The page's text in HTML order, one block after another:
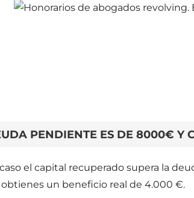
PENDIENTE ES DE 8000€ Y
el capital recuperado supera la
obtienes un beneficio real de 4.000 €.